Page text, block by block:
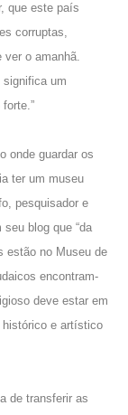
que este país
corruptas,
ver o amanhã.
significa um
onde guardar os
ter um museu
pesquisador e
seu blog que “da
estão no Museu de
encontram-
deve estar em
histórico e artístico
de transferir as